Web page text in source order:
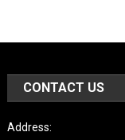
CONTACT US
Address: